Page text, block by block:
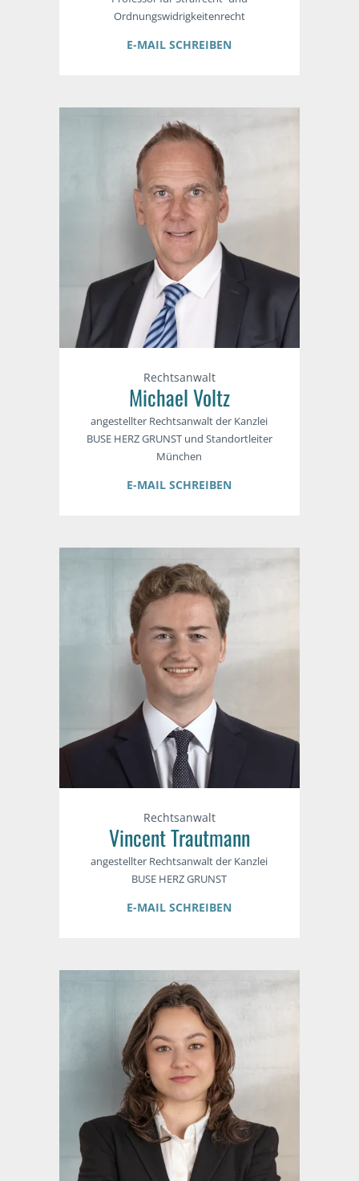
Ordnungswidrigkeitenrecht
E-MAIL SCHREIBEN
Rechtsanwalt
Michael Voltz
angestellter Rechtsanwalt der Kanzlei
BUSE HERZ GRUNST und Standortleiter
München
E-MAIL SCHREIBEN
Rechtsanwalt
Vincent Trautmann
angestellter Rechtsanwalt der Kanzlei
BUSE HERZ GRUNST
E-MAIL SCHREIBEN